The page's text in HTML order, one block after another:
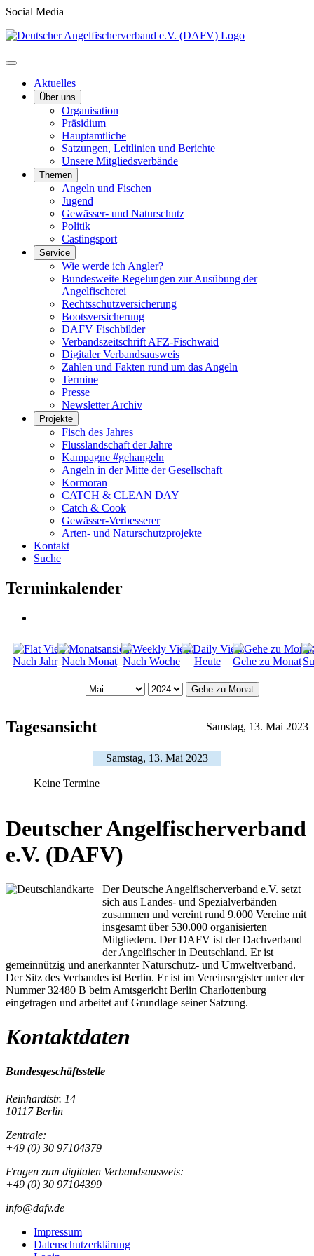
Social Media
Aktuelles
Über uns
Organisation
Präsidium
Hauptamtliche
Satzungen, Leitlinien und Berichte
Unsere Mitgliedsverbände
Themen
Angeln und Fischen
Jugend
Gewässer- und Naturschutz
Politik
Castingsport
Service
Wie werde ich Angler?
Bundesweite Regelungen zur Ausübung der
Angelfischerei
Rechtsschutzversicherung
Bootsversicherung
DAFV Fischbilder
Verbandszeitschrift AFZ-Fischwaid
Digitaler Verbandsausweis
Zahlen und Fakten rund um das Angeln
Termine
Presse
Newsletter Archiv
Projekte
Fisch des Jahres
Flusslandschaft der Jahre
Kampagne #gehangeln
Angeln in der Mitte der Gesellschaft
Kormoran
CATCH & CLEAN DAY
Catch & Cook
Gewässer-Verbesserer
Arten- und Naturschutzprojekte
Kontakt
Suche
Terminkalender
Nach Jahr Nach Monat Nach Woche Heute Gehe zu Monat
Gehe zu Monat
Tagesansicht Samstag, 13. Mai 2023
Samstag, 13. Mai 2023
Keine Termine
Deutscher Angelfischerverband
e.V. (DAFV)
Der Deutsche Angelfischerverband e.V. setzt
sich aus Landes- und Spezialverbänden
zusammen und vereint rund 9.000 Vereine mit
insgesamt über 530.000 organisierten
Mitgliedern. Der DAFV ist der Dachverband
der Angelfischer in Deutschland. Er ist
gemeinnützig und anerkannter Naturschutz- und Umweltverband.
Der Sitz des Verbandes ist Berlin. Er ist im Vereinsregister unter der
Nummer 32480 B beim Amtsgericht Berlin Charlottenburg
eingetragen und arbeitet auf Grundlage seiner Satzung.
Kontaktdaten
Bundesgeschäftsstelle
Reinhardtstr. 14
10117 Berlin
Zentrale:
+49 (0) 30 97104379
Fragen zum digitalen Verbandsausweis:
+49 (0) 30 97104399
info@dafv.de
Impressum
Datenschutzerklärung